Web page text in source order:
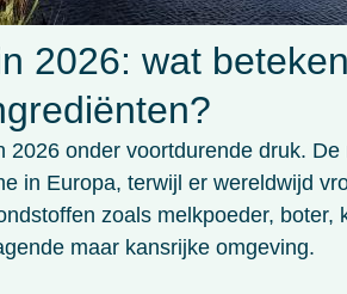
2026: wat
onder voortdurende druk.
in Europa, terwijl er wereldwijd
zoals melkpoeder, boter,
maar kansrijke omgeving.